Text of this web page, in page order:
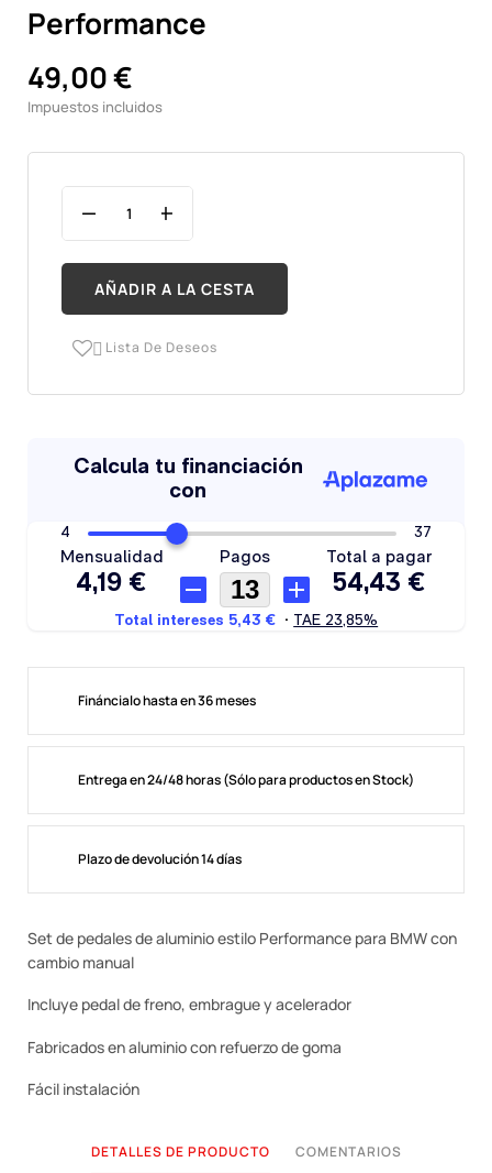
Performance
49,00 €
Impuestos incluidos
AÑADIR A LA CESTA
 Lista De Deseos
Fináncialo hasta en 36 meses
Entrega en 24/48 horas (Sólo para productos en Stock)
Plazo de devolución 14 días
Set de pedales de aluminio estilo Performance para BMW con
cambio manual
Incluye pedal de freno, embrague y acelerador
Fabricados en aluminio con refuerzo de goma
Fácil instalación
DETALLES DE PRODUCTO COMENTARIOS